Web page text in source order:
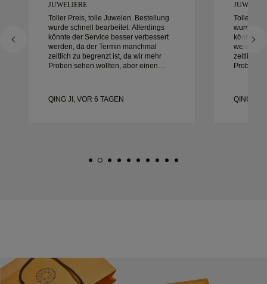
UWELIERE
Toller Preis, tolle Juwelen. Bestellung
wurde schnell bearbeitet. Allerdings
könnte der Service besser verbessert
werden, da der Termin manchmal
zeitlich zu begrenzt ist, da wir mehr
Proben sehen wollten, aber einen
glücklich.
QING JI, VOR 6 TAGEN
Toller
wurde
könnte
werden,
zeitlich
Proben
glücklich.
QING JI,